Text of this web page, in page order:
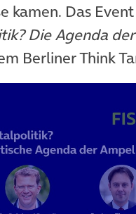
kamen. Das
Die Agenda
Berliner Think